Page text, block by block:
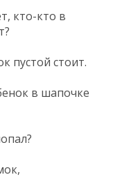
кто-кто в
пустой стоит.
в шапочке